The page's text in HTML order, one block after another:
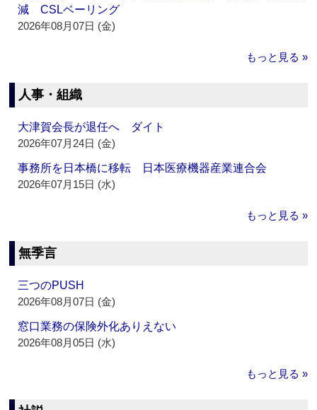
減 CSLベーリング
2026年08月07日 (金)
もっと見る »
人事・組織
大津賀会長が退任へ ダイト
2026年07月24日 (金)
事務所を日本橋に移転 日本医療機器産業連合会
2026年07月15日 (水)
もっと見る »
無季言
三つのPUSH
2026年08月07日 (金)
窓口業務の保険外化ありえない
2026年08月05日 (水)
もっと見る »